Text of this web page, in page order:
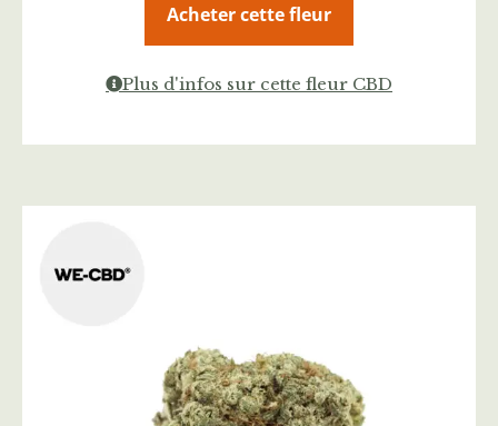
Acheter cette fleur
Plus d'infos sur cette fleur CBD